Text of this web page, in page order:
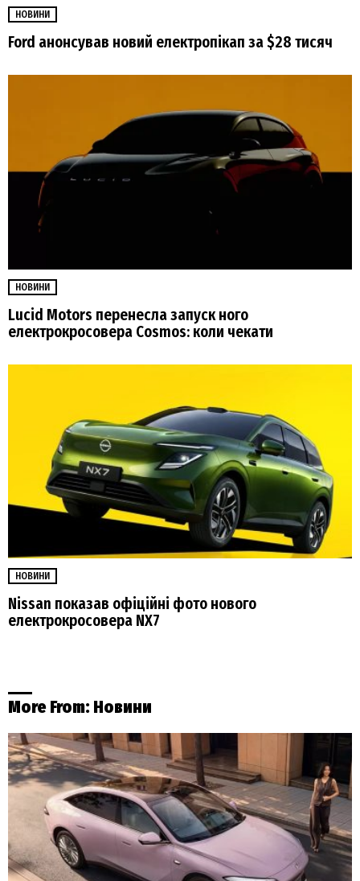
НОВИНИ
Ford анонсував новий електропікап за $28 тисяч
НОВИНИ
Lucid Motors перенесла запуск ного
електрокросовера Cosmos: коли чекати
НОВИНИ
Nissan показав офіційні фото нового
електрокросовера NX7
More From: Новини